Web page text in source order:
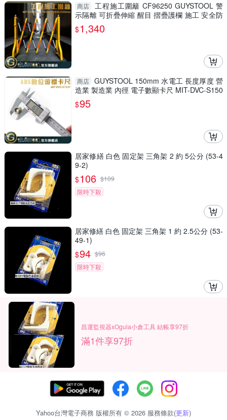
商店
工程施工圍籬 CF96250 GUYSTOOL 警
示隔離 可折疊伸縮 醒目 摺疊護欄 施工 安全防
護圍欄 室內裝潢
$1,340
商店 GUYSTOOL 150mm 水電工 長度厚度 營
造業 製造業 內徑 電子數顯卡尺 MIT-DVC-S150
P 防潑水 廠房
$95
居家修繕 白色 固定架 三角架 2 約 5公分 (53-4
9-2)
$106 $109
限時下殺
居家修繕 白色 固定架 三角架 1 約 2.5公分 (53-
49-1)
$94 $96
限時下殺
昌運監視器xOgula小倉工具 結帳享97折
滿1件享97折
Yahoo台灣電子商務 版權所有 © 2026 服務條款(更新)